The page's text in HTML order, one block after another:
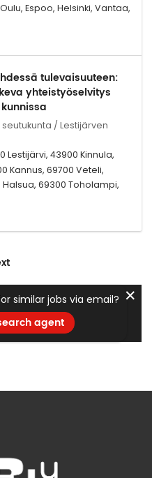
Espoo, Helsinki, Vantaa,
tulevaisuuteen:
yhteistyöselvitys
seutukunta / Lestijärven
Lestijärvi, 43900 Kinnula,
Kannus, 69700 Veteli,
Halsua, 69300 Toholampi,
similar jobs via email?
agent
✕